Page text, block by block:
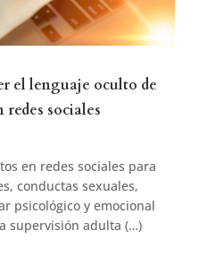
el lenguaje oculto de
redes sociales
en redes sociales para
conductas sexuales,
psicológico y emocional
supervisión adulta (…)